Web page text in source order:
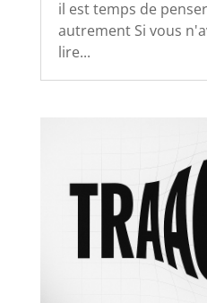
il est temps de
autrement Si vous
lire...